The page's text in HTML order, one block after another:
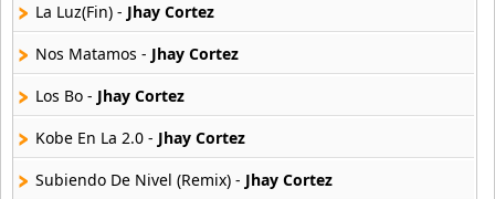
Arcangel
416 músicas online
Arcangel Y De La Ghetto
101 músicas online
Arthur
4 músicas online
La Luz(Fin) - Jhay Cortez
Nos Matamos - Jhay Cortez
Los Bo - Jhay Cortez
Kobe En La 2.0 - Jhay Cortez
Subiendo De Nivel (Remix) - Jhay Cortez